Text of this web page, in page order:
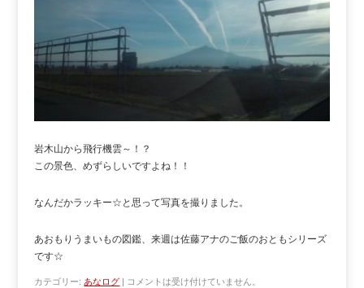
岩木山から飛行機雲～！？
この景色、めずらしいですよね！！
なんだかラッキー☆と思って写真を撮りました。
あおもりうまいもの図鑑、来週は佐藤アナのご飯のおともシリーズ
です☆
カテゴリー: あなログ | コメントは受け付けていません。